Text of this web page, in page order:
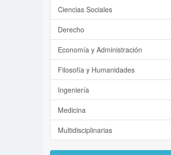
Ciencias Sociales
Derecho
Economía y Administración
Filosofía y Humanidades
Ingeniería
Medicina
Multidisciplinarias